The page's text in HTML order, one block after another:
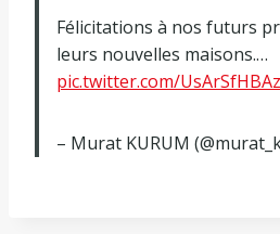
Félicitations à nos futurs
leurs nouvelles maisons.…
pic.twitter.com/UsArSfHBAz
– Murat KURUM